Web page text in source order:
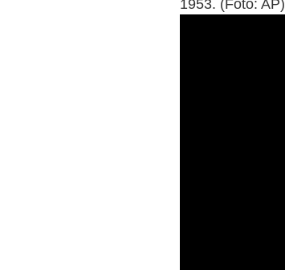
1953. (Foto: AP)